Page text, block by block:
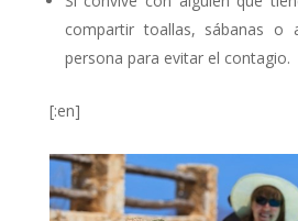
compartir toallas, sábanas o
persona para evitar el contagio.
[:en]